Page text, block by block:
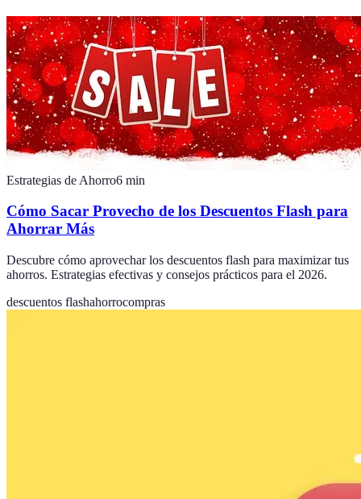
Estrategias de Ahorro6 min
Cómo Sacar Provecho de los Descuentos Flash para
Ahorrar Más
Descubre cómo aprovechar los descuentos flash para maximizar tus
ahorros. Estrategias efectivas y consejos prácticos para el 2026.
descuentos flashahorrocompras